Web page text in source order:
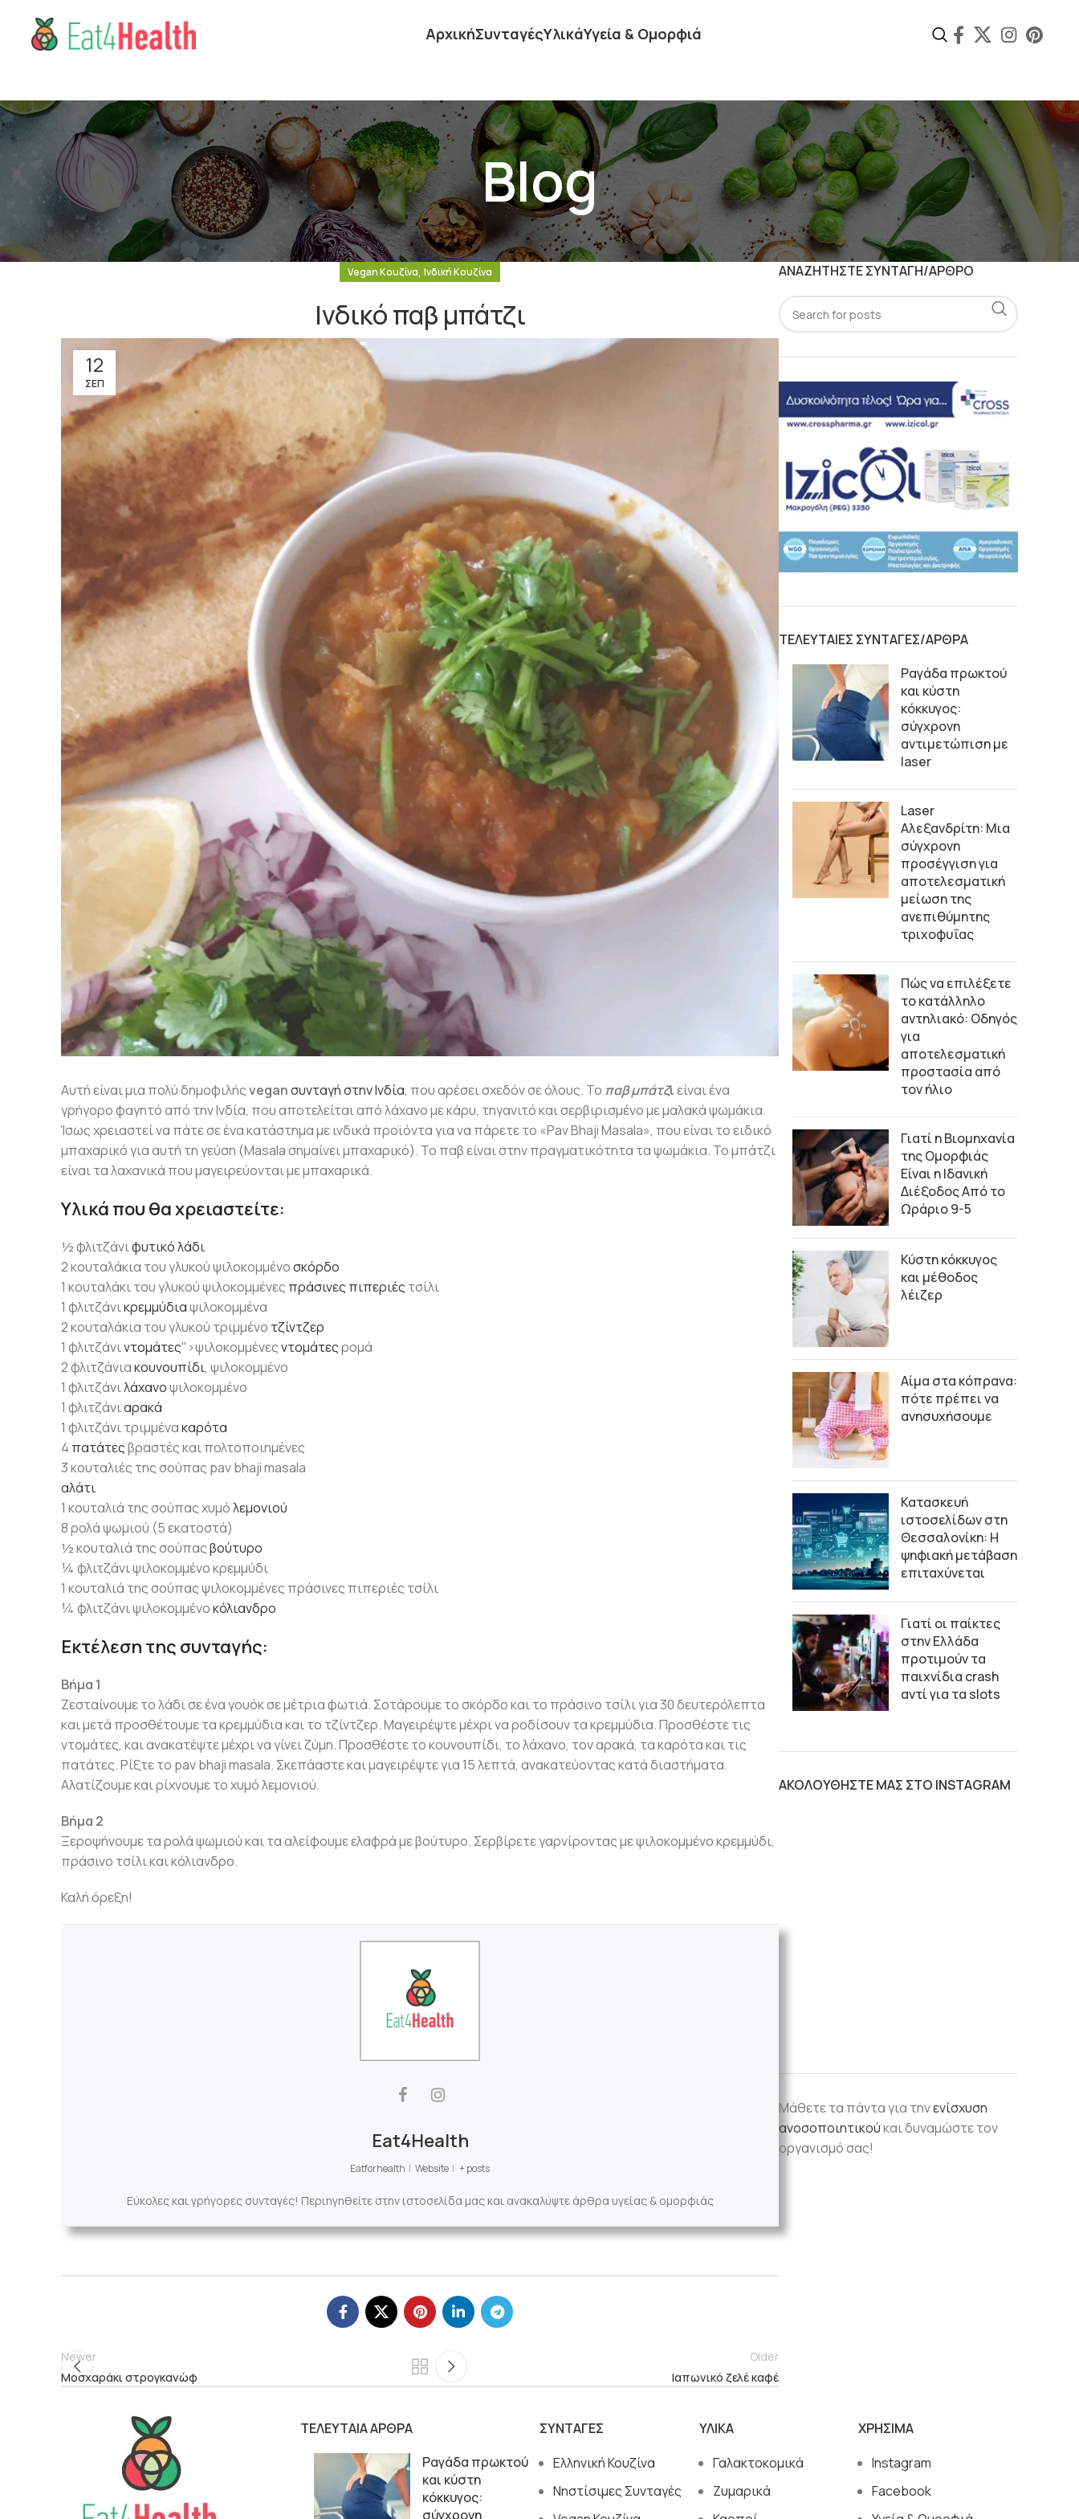
ΑρχικήΣυνταγέςΥλικάΥγεία & Ομορφιά
Blog
Vegan Κουζίνα, Ινδική Κουζίνα
Ινδικό παβ μπάτζι
12
ΣΕΠ
Αυτή είναι μια πολύ δημοφιλήςveganσυνταγή στην Ινδία, που αρέσει σχεδόν σε όλους. Το παβ μπάτζιείναι ένα
γρήγορο φαγητό από την Ινδία, που αποτελείται από λάχανο με κάρυ, τηγανιτό και σερβιρισμένο με μαλακά ψωμάκια.
Ίσως χρειαστεί να πάτε σε ένα κατάστημα με ινδικά προϊόντα για να πάρετε το «Pav Bhaji Masala», που είναι το ειδικό
μπαχαρικό για αυτή τη γεύση (Masala σημαίνει μπαχαρικό). Το παβ είναι στην πραγματικότητα τα ψωμάκια. Το μπάτζι
είναι τα λαχανικά που μαγειρεύονται με μπαχαρικά.
Υλικά που θα χρειαστείτε:
½ φλιτζάνιφυτικό λάδι
2 κουταλάκια του γλυκού ψιλοκομμένοσκόρδο
1 κουταλάκι του γλυκού ψιλοκομμένες πράσινες πιπεριές τσίλι
1 φλιτζάνικρεμμύδιαψιλοκομμένα
2 κουταλάκια του γλυκού τριμμένο τζίντζερ
1 φλιτζάνιντομάτες">ψιλοκομμένεςντομάτεςρομά
2 φλιτζάνιακουνουπίδι, ψιλοκομμένο
1 φλιτζάνιλάχανοψιλοκομμένο
1 φλιτζάνιαρακά
1 φλιτζάνι τριμμένακαρότα
4 πατάτεςβραστές και πολτοποιημένες
3 κουταλιές της σούπας pav bhaji masala
αλάτι
1 κουταλιά της σούπας χυμόλεμονιού
8 ρολά ψωμιού (5 εκατοστά)
½ κουταλιά της σούπαςβούτυρο
¼ φλιτζάνι ψιλοκομμένο κρεμμύδι
1 κουταλιά της σούπας ψιλοκομμένες πράσινες πιπεριές τσίλι
¼ φλιτζάνι ψιλοκομμένοκόλιανδρο
Εκτέλεση της συνταγής:
Βήμα 1
Ζεσταίνουμε το λάδι σε ένα γουόκ σε μέτρια φωτιά. Σοτάρουμε το σκόρδο και το πράσινο τσίλι για 30 δευτερόλεπτα
και μετά προσθέτουμε τα κρεμμύδια και το τζίντζερ. Μαγειρέψτε μέχρι να ροδίσουν τα κρεμμύδια. Προσθέστε τις
ντομάτες, και ανακατέψτε μέχρι να γίνει ζύμη. Προσθέστε το κουνουπίδι, το λάχανο, τον αρακά, τα καρότα και τις
πατάτες. Ρίξτε το pav bhaji masala. Σκεπάαστε και μαγειρέψτε για 15 λεπτά, ανακατεύοντας κατά διαστήματα.
Αλατίζουμε και ρίχνουμε το χυμό λεμονιού.
Βήμα 2
Ξεροψήνουμε τα ρολά ψωμιού και τα αλείφουμε ελαφρά με βούτυρο. Σερβίρετε γαρνίροντας με ψιλοκομμένο κρεμμύδι,
πράσινο τσίλι και κόλιανδρο.
Καλή όρεξη!
Eat4Health
Eatforhealth | Website | + posts
Εύκολες και γρήγορες συνταγές! Περιηγηθείτε στην ιστοσελίδα μας και ανακαλύψτε άρθρα υγείας & ομορφιάς
Newer
Μοσχαράκι στρογκανώφ
Older
Ιαπωνικό ζελέ καφέ
ΑΝΑΖΗΤΗΣΤΕ ΣΥΝΤΑΓΗ/ΑΡΘΡΟ
ΤΕΛΕΥΤΑΙΕΣ ΣΥΝΤΑΓΕΣ/ΑΡΘΡΑ
Ραγάδα πρωκτού
και κύστη
κόκκυγος:
σύγχρονη
αντιμετώπιση με
laser
Laser
Αλεξανδρίτη: Μια
σύγχρονη
προσέγγιση για
αποτελεσματική
μείωση της
ανεπιθύμητης
τριχοφυΐας
Πώς να επιλέξετε
το κατάλληλο
αντηλιακό: Οδηγός
για
αποτελεσματική
προστασία από
τον ήλιο
Γιατί η Βιομηχανία
της Ομορφιάς
Είναι η Ιδανική
Διέξοδος Από το
Ωράριο 9-5
Κύστη κόκκυγος
και μέθοδος
λέιζερ
Αίμα στα κόπρανα:
πότε πρέπει να
ανησυχήσουμε
Κατασκευή
ιστοσελίδων στη
Θεσσαλονίκη: Η
ψηφιακή μετάβαση
επιταχύνεται
Γιατί οι παίκτες
στην Ελλάδα
προτιμούν τα
παιχνίδια crash
αντί για τα slots
ΑΚΟΛΟΥΘΗΣΤΕ ΜΑΣ ΣΤΟ INSTAGRAM
Μάθετε τα πάντα για τηνενίσχυση
ανοσοποιητικούκαι δυναμώστε τον
οργανισμό σας!
ΤΕΛΕΥΤΑΙΑ ΑΡΘΡΑ
Ραγάδα πρωκτού
και κύστη
κόκκυγος:
σύγχρονη
ΣΥΝΤΑΓΕΣ
Ελληνική Κουζίνα
Νηστίσιμες Συνταγές
ΥΛΙΚΑ
Γαλακτοκομικά
Ζυμαρικά
ΧΡΗΣΙΜΑ
Instagram
Facebook